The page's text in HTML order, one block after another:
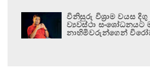
විනිසුරු විශ්‍රාම වයස
ව්‍යවස්ථා සංශෝධනයට
නාහිමිවරුන්ගෙන්